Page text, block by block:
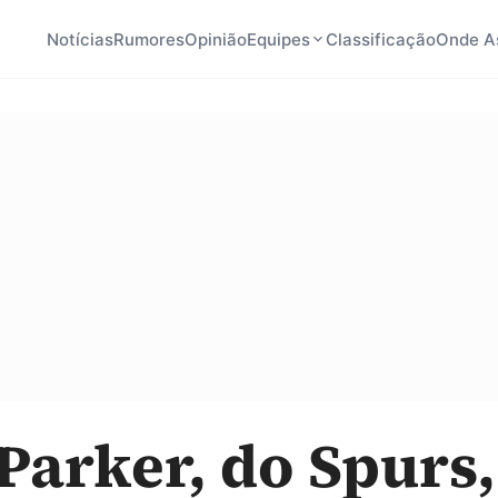
NotíciasRumoresOpiniãoEquipes ClassificaçãoOnde
do Spurs,